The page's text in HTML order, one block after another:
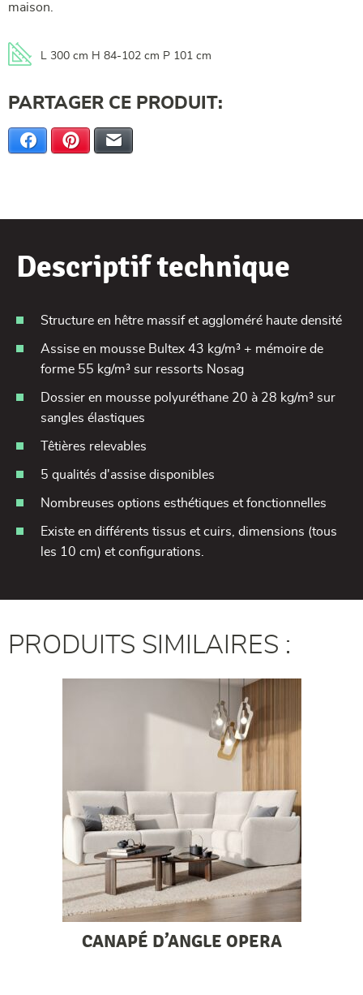
maison.
L 300 cm H 84-102 cm P 101 cm
PARTAGER CE PRODUIT:
Facebook Pinterest
Descriptif technique
Structure en hêtre massif et aggloméré haute densité
Assise en mousse Bultex 43 kg/m³ + mémoire de
forme 55 kg/m³ sur ressorts Nosag
Dossier en mousse polyuréthane 20 à 28 kg/m³ sur
sangles élastiques
Têtières relevables
5 qualités d'assise disponibles
Nombreuses options esthétiques et fonctionnelles
Existe en différents tissus et cuirs, dimensions (tous
les 10 cm) et configurations.
PRODUITS SIMILAIRES :
CANAPÉ D’ANGLE OPERA